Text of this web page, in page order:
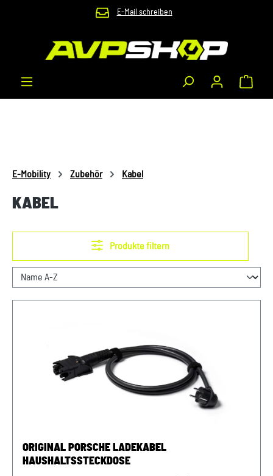
Zum Hauptinhalt springen E-Mail schreiben
E-Mobility Zubehör Kabel
KABEL
Produkte filtern
ORIGINAL PORSCHE LADEKABEL
HAUSHALTSSTECKDOSE